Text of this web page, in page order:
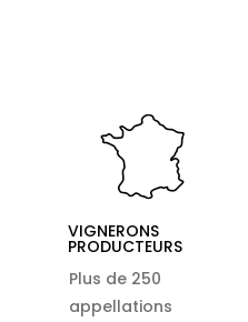
VIGNERONS
PRODUCTEURS
Plus de 250
appellations